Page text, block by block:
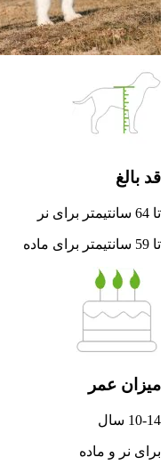
قد بالغ
تا 64 سانتیمتر برای نر
تا 59 سانتیمتر برای ماده
میزان عمر
10-14 سال
برای نر و ماده